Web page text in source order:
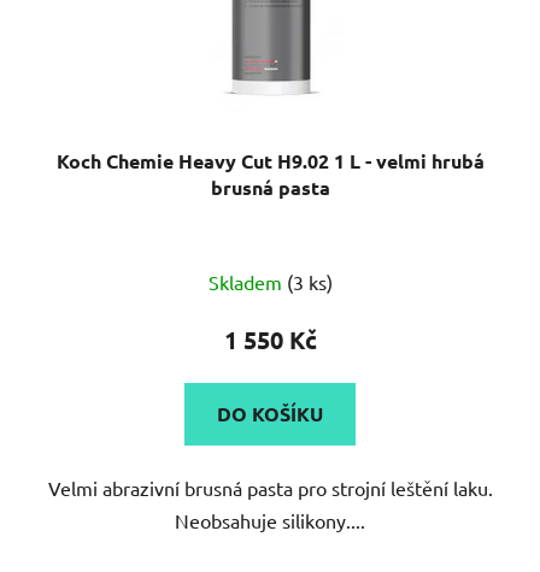
Koch Chemie Heavy Cut H9.02 1 L - velmi hrubá
brusná pasta
hodnocení
produktu
5,0
z
hvězdiček.
Skladem (3 ks)
1 550 Kč
DO KOŠÍKU
Velmi abrazivní brusná pasta pro strojní leštění laku.
Neobsahuje silikony....